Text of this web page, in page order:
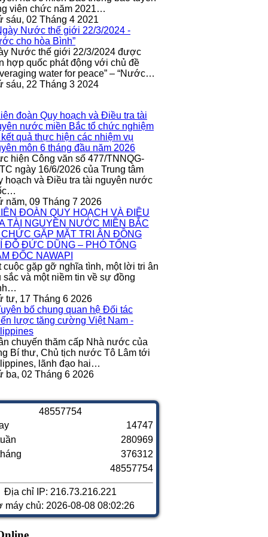
viên chức năm 2021…
sáu, 02 Tháng 4 2021
Nước thế giới 22/3/2024 được
hợp quốc phát động với chủ đề
water for peace” – “Nước…
sáu, 22 Tháng 3 2024
hiện Công văn số 477/TNNQG-
ngày 16/6/2026 của Trung tâm
hoạch và Điều tra tài nguyên nước
năm, 09 Tháng 7 2026
cuộc gặp gỡ nghĩa tình, một lời tri ân
sắc và một niềm tin về sự đồng
tư, 17 Tháng 6 2026
chuyến thăm cấp Nhà nước của
Bí thư, Chủ tịch nước Tô Lâm tới
lãnh đạo hai…
ba, 02 Tháng 6 2026
48557754
14747
280969
376312
48557754
Địa chỉ IP: 216.73.216.221
máy chủ: 2026-08-08 08:02:26